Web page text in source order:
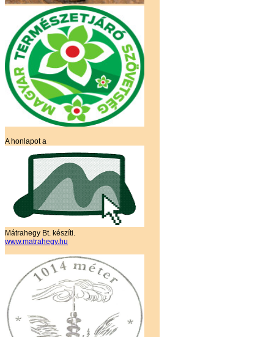
A honlapot a
Mátrahegy Bt. készíti.
www.matrahegy.hu